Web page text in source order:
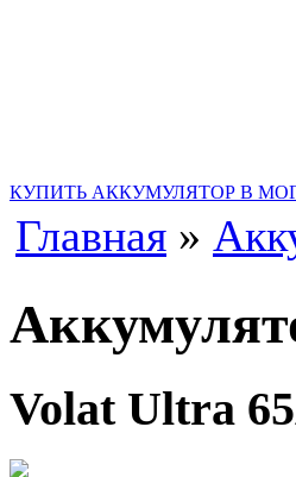
КУПИТЬ АККУМУЛЯТОР В
Главная »
Volat Ultra